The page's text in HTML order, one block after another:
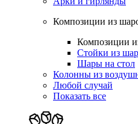
Композиции из
Композиции
Стойки из
Шары на стол
Колонны из
Любой случай
Показать все